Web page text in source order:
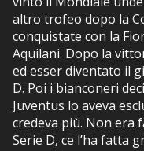
altro trofeo dopo la
conquistate con la
Aquilani. Dopo la
ed esser diventato il
D. Poi i bianconeri
Juventus lo aveva
credeva più. Non era
Serie D, ce l’ha fatta